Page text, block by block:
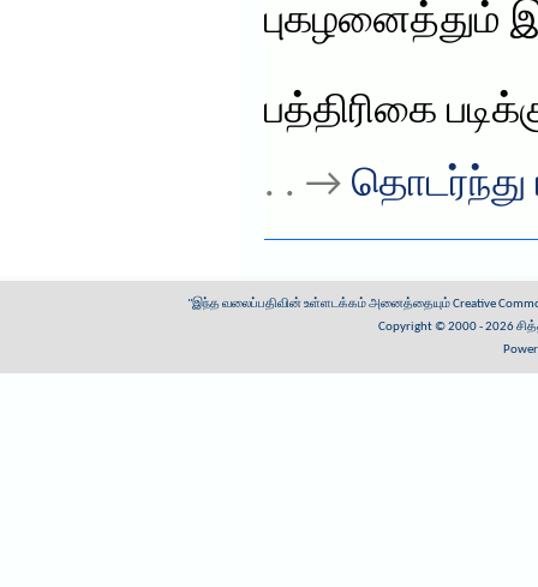
புகழனைத்தும்
பத்திரிகை
. . → தொடர்ந்து
"இந்த வலைப்பதிவின் உள்ளடக்கம் அனைத்தையும்Creative
Copyright © 2000 - 2026